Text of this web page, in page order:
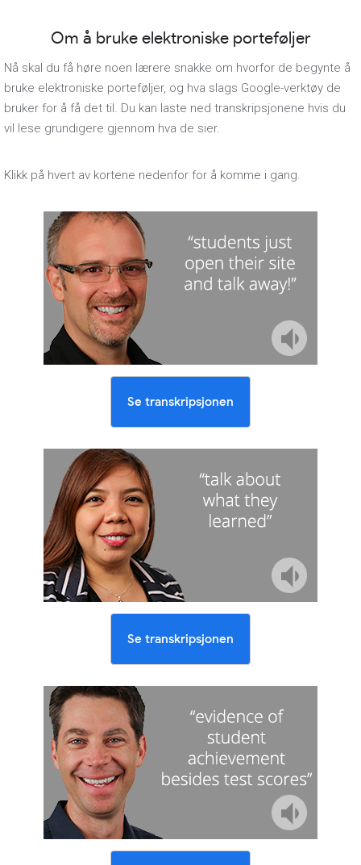
Om å bruke elektroniske porteføljer
Nå skal du få høre noen lærere snakke om hvorfor de begynte å
bruke elektroniske porteføljer, og hva slags Google-verktøy de
bruker for å få det til. Du kan laste ned transkripsjonene hvis du
vil lese grundigere gjennom hva de sier.
Klikk på hvert av kortene nedenfor for å komme i gang.
Se transkripsjonen
Se transkripsjonen